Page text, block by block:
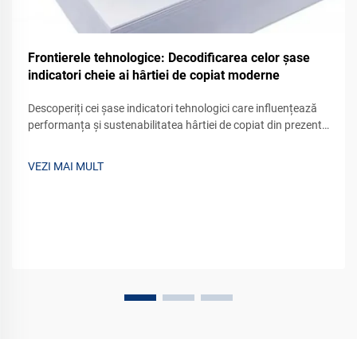
Frontierele tehnologice: Decodificarea celor șase
indicatori cheie ai hârtiei de copiat moderne
Descoperiți cei șase indicatori tehnologici care influențează
performanța și sustenabilitatea hârtiei de copiat din prezent.
VEZI MAI MULT